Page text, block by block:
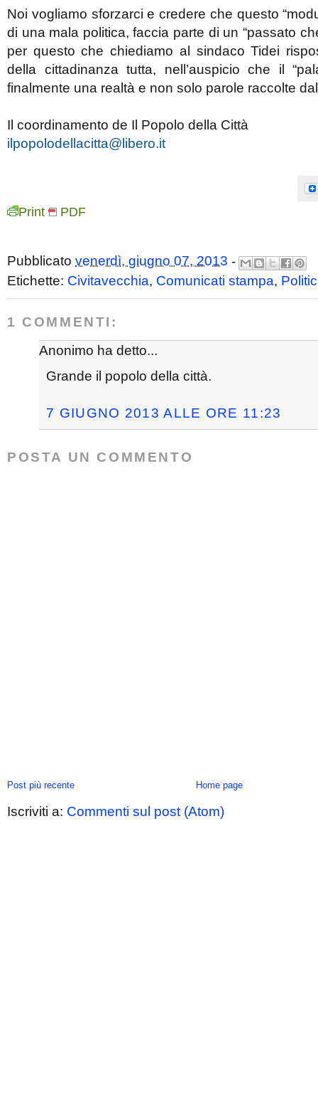
Noi vogliamo sforzarci e credere che questo
di una mala politica, faccia parte di un “passato
per questo che chiediamo al sindaco Tidei
della cittadinanza tutta, nell’auspicio che il
finalmente una realtà e non solo parole raccolte
Il coordinamento de Il Popolo della Città
ilpopolodellacitta@libero.it
Print PDF
Pubblicato venerdì, giugno 07, 2013 -
Etichette: Civitavecchia, Comunicati stampa,
1 COMMENTI:
Anonimo ha detto...
Grande il popolo della città.
7 GIUGNO 2013 ALLE ORE 11:23
POSTA UN COMMENTO
Post più recente Home page
Iscriviti a: Commenti sul post (Atom)